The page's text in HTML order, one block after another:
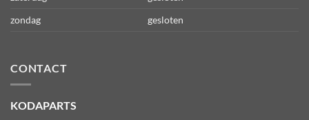
zondag
gesloten
CONTACT
KODAPARTS